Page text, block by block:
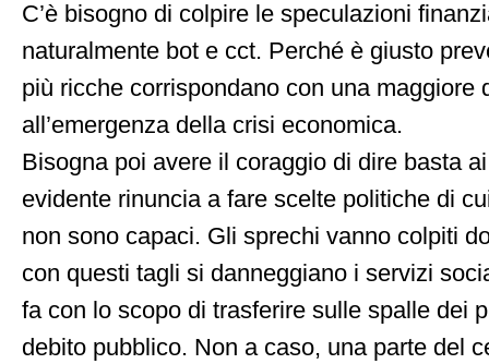
C’è bisogno di colpire le speculazioni
naturalmente bot e cct. Perché è giusto
più ricche corrispondano con una maggiore
all’emergenza della crisi economica.
Bisogna poi avere il coraggio di dire basta
evidente rinuncia a fare scelte politiche di
non sono capaci. Gli sprechi vanno colpiti
con questi tagli si danneggiano i servizi
fa con lo scopo di trasferire sulle spalle dei
debito pubblico. Non a caso, una parte del